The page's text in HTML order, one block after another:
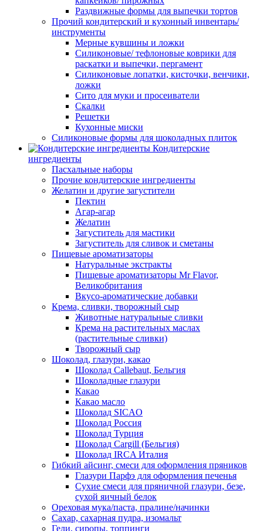
Раздвижные формы для выпечки тортов
Прочий кондитерский и кухонный инвентарь/
инструменты
Мерные кувшины и ложки
Силиконовые/ тефлоновые коврики для
раскатки и выпечки, пергамент
Силиконовые лопатки, кисточки, венчики,
ложки
Сито для муки и просеиватели
Скалки
Решетки
Кухонные миски
Силиконовые формы для шоколадных плиток
Кондитерские
ингредиенты
Пасхальные наборы
Прочие кондитерские ингредиенты
Желатин и другие загустители
Пектин
Агар-агар
Желатин
Загуститель для мастики
Загуститель для сливок и сметаны
Пищевые ароматизаторы
Натуральные экстракты
Пищевые ароматизаторы Mr Flavor,
Великобритания
Вкусо-ароматические добавки
Крема, сливки, творожный сыр
Животные натуральные сливки
Крема на растительных маслах
(растительные сливки)
Творожный сыр
Шоколад, глазури, какао
Шоколад Callebaut, Бельгия
Шоколадные глазури
Какао
Какао масло
Шоколад SICAO
Шоколад Россия
Шоколад Турция
Шоколад Cargill (Бельгия)
Шоколад IRCA Италия
Гибкий айсинг, смеси для оформления пряников
Глазури Парфэ для оформления печенья
Сухие смеси для пряничной глазури, безе,
сухой яичный белок
Ореховая мука/паста, пралине/начинки
Сахар, сахарная пудра, изомальт
Гели, сиропы, топпинги